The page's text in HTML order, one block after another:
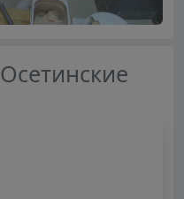
Осетинские